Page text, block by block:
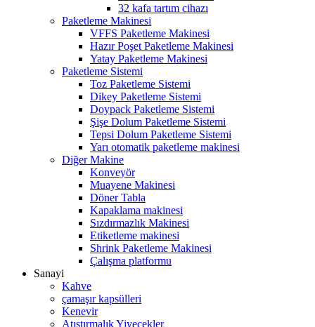
32 kafa tartım cihazı
Paketleme Makinesi
VFFS Paketleme Makinesi
Hazır Poşet Paketleme Makinesi
Yatay Paketleme Makinesi
Paketleme Sistemi
Toz Paketleme Sistemi
Dikey Paketleme Sistemi
Doypack Paketleme Sistemi
Şişe Dolum Paketleme Sistemi
Tepsi Dolum Paketleme Sistemi
Yarı otomatik paketleme makinesi
Diğer Makine
Konveyör
Muayene Makinesi
Döner Tabla
Kapaklama makinesi
Sızdırmazlık Makinesi
Etiketleme makinesi
Shrink Paketleme Makinesi
Çalışma platformu
Sanayi
Kahve
çamaşır kapsülleri
Kenevir
Atıştırmalık Yiyecekler